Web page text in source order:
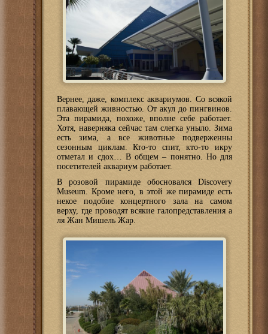
Вернее, даже, комплекс аквариумов. Со всякой
плавающей живностью. От акул до пингвинов.
Эта пирамида, похоже, вполне себе работает.
Хотя, наверняка сейчас там слегка уныло. Зима
есть зима, а все животные подверженны
сезонным циклам. Кто-то спит, кто-то икру
отметал и сдох… В общем – понятно. Но для
посетителей аквариум работает.
В розовой пирамиде обосновался Discovery
Museum. Кроме него, в этой же пирамиде есть
некое подобие концертного зала на самом
верху, где проводят всякие галопредставления а
ля Жан Мишель Жар.